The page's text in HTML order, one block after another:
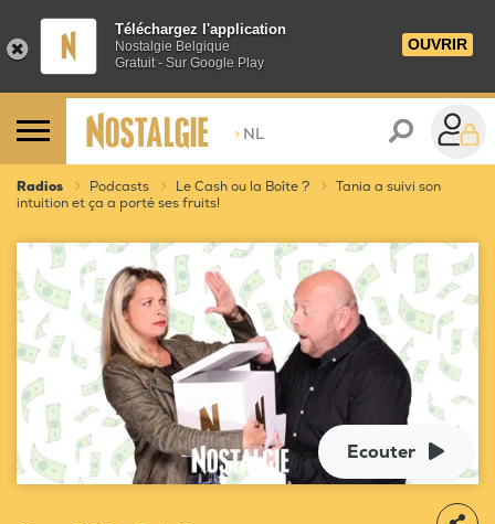
Téléchargez l'application
Nostalgie Belgique
Gratuit - Sur Google Play
OUVRIR
> NL
Radios Podcasts Le Cash ou la Boîte ?
Tania a suivi son
intuition et ça a porté ses fruits!
Ecouter